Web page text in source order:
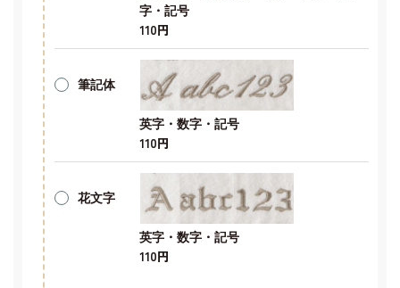
字・記号
110円
筆記体
英字・数字・記号
110円
花文字
英字・数字・記号
110円